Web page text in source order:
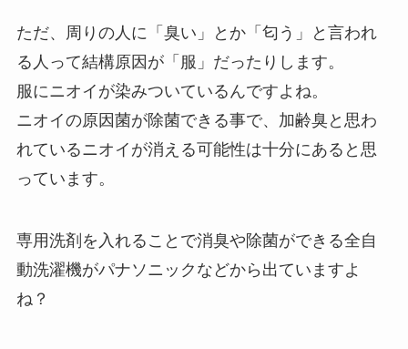
ただ、周りの人に「臭い」とか「匂う」と言われ
る人って結構原因が「服」だったりします。
服にニオイが染みついているんですよね。
ニオイの原因菌が除菌できる事で、加齢臭と思わ
れているニオイが消える可能性は十分にあると思
っています。
専用洗剤を入れることで消臭や除菌ができる全自
動洗濯機がパナソニックなどから出ていますよ
ね？